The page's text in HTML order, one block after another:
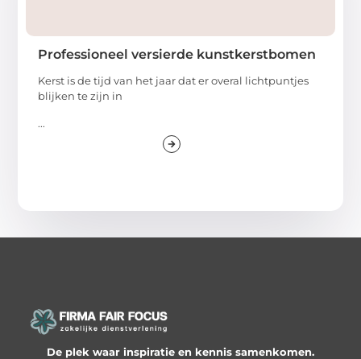
Professioneel versierde kunstkerstbomen
Kerst is de tijd van het jaar dat er overal lichtpuntjes
blijken te zijn in
...
De plek waar inspiratie en kennis samenkomen.